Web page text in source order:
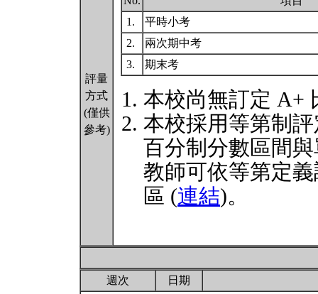
評量
方式
(僅供
參考)
1.
平時小考
2.
兩次期中考
3.
期末考
本校尚無訂定 A+
本校採用等第制
百分制分數區間
教師可依等第定
區 (連結)。
週次 日期